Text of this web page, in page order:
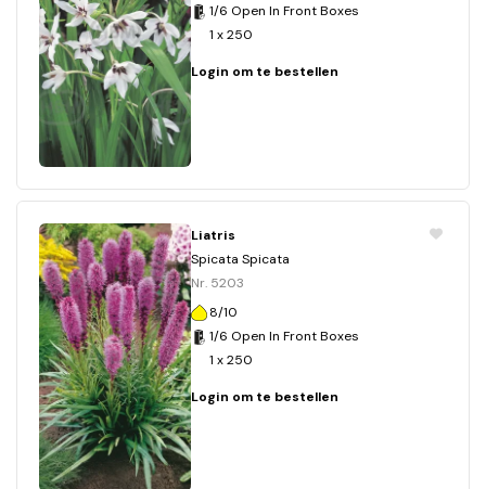
1/6 Open In Front Boxes
1 x 250
Login om te bestellen
Liatris
Spicata Spicata
Nr. 5203
8/10
1/6 Open In Front Boxes
1 x 250
Login om te bestellen